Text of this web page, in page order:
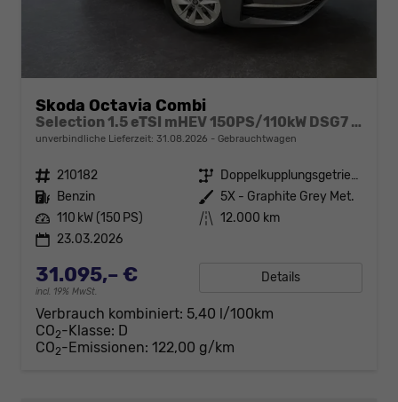
Skoda Octavia Combi
Selection 1.5 eTSI mHEV 150PS/110kW DSG7 2026 +AHK+3-ZONE+RFK+KESSY+EL.HECK+BHZ. LENKRAD
unverbindliche Lieferzeit: 31.08.2026 Gebrauchtwagen
Fahrzeugnr. 210182 Getriebe
Doppelkupplungsgetriebe (DSG)
Kraftstoff Benzin Außenfarbe 5X - Graphite Grey Met.
Leistung 110 kW (150 PS) Kilometerstand 12.000 km
23.03.2026
31.095,– €
incl. 19% MwSt.
Details
Verbrauch kombiniert: 5,40 l/100km
CO2-Klasse: D
CO2-Emissionen: 122,00 g/km